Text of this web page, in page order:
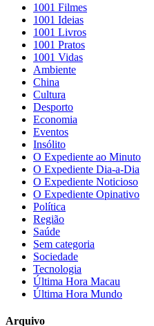
1001 Filmes
1001 Ideias
1001 Livros
1001 Pratos
1001 Vidas
Ambiente
China
Cultura
Desporto
Economia
Eventos
Insólito
O Expediente ao Minuto
O Expediente Dia-a-Dia
O Expediente Noticioso
O Expediente Opinativo
Política
Região
Saúde
Sem categoria
Sociedade
Tecnologia
Última Hora Macau
Última Hora Mundo
Arquivo